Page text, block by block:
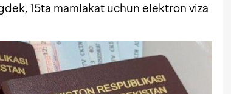
15ta mamlakat uchun elektron viza